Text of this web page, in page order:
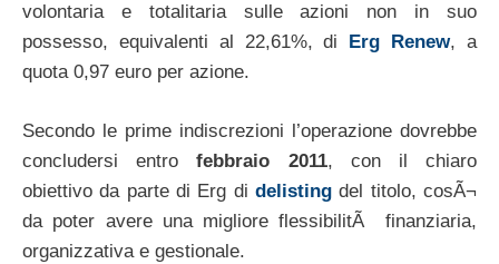
volontaria e totalitaria sulle azioni non in suo
possesso, equivalenti al 22,61%, di
Erg Renew, a
quota 0,97 euro per azione.
Secondo le prime indiscrezioni l’operazione dovrebbe
concludersi entrofebbraio 2011, con il chiaro
obiettivo da parte di Erg di delisting del titolo, cosÃ¬
da poter avere una migliore flessibilitÃ finanziaria,
organizzativa e gestionale.